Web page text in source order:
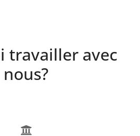
travailler avec
nous?